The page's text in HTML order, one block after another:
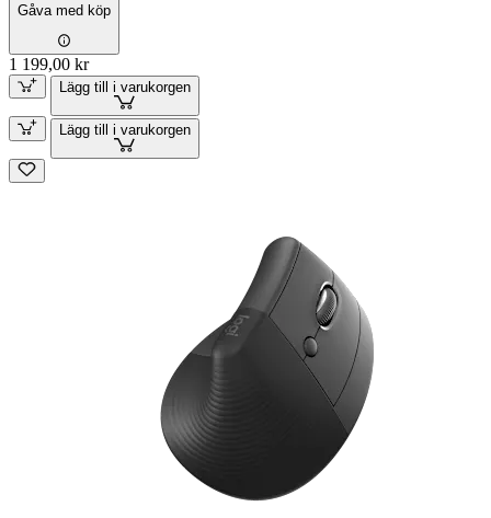
Gåva med köp
1 199,00 kr
Lägg till i varukorgen
Lägg till i varukorgen